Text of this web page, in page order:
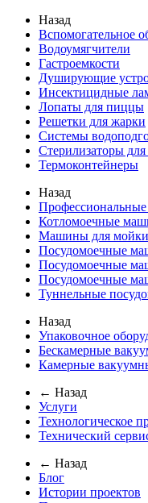
Назад
Вспомогательное
Водоумягчители
Гастроемкости
Душирующие
Инсектицидные
Лопаты для пиццы
Решетки для жарки
Системы
Стерилизаторы
Термоконтейнеры
Назад
Котломоечные
Машины для мойки
Посудомоечные
Посудомоечные
Посудомоечные
Туннельные
Назад
Упаковочное
Бескамерные
Камерные
← Назад
Услуги
Технологическое
Технический
← Назад
Блог
Истории проектов